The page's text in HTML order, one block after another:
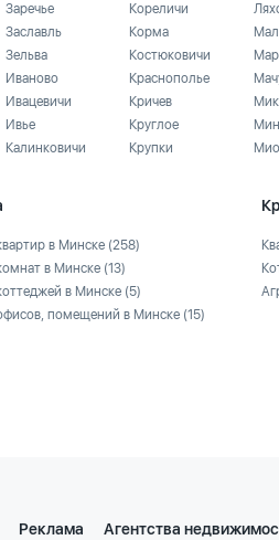
Заречье
Заславль
Зельва
Иваново
Ивацевичи
Ивье
Калинковичи
Кореличи
Корма
Костюковичи
Краснополье
Кричев
Круглое
Крупки
в Минске (258)
в Минске (13)
в Минске (5)
помещений в Минске (15)
Реклама Агентства